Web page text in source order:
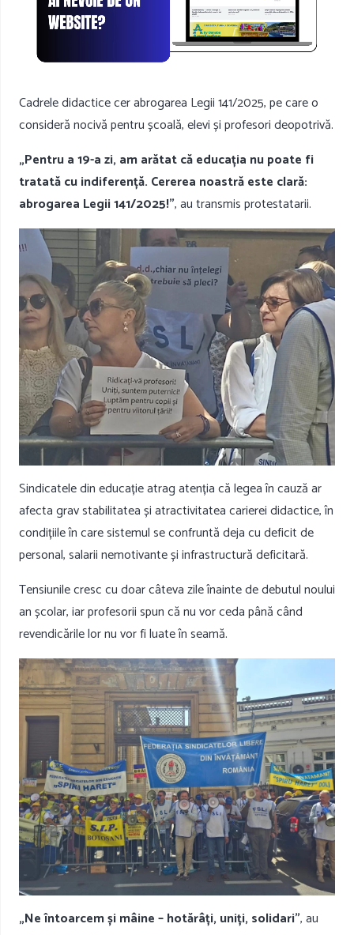
Cadrele didactice cer abrogarea Legii 141/2025, pe care o
consideră nocivă pentru școală, elevi și profesori deopotrivă.
„Pentru a 19-a zi, am arătat că educația nu poate fi
tratată cu indiferență. Cererea noastră este clară:
abrogarea Legii 141/2025!”, au transmis protestatarii.
Sindicatele din educație atrag atenția că legea în cauză ar
afecta grav stabilitatea și atractivitatea carierei didactice, în
condițiile în care sistemul se confruntă deja cu deficit de
personal, salarii nemotivante și infrastructură deficitară.
Tensiunile cresc cu doar câteva zile înainte de debutul noului
an școlar, iar profesorii spun că nu vor ceda până când
revendicările lor nu vor fi luate în seamă.
„Ne întoarcem și mâine – hotărâți, uniți, solidari”, au